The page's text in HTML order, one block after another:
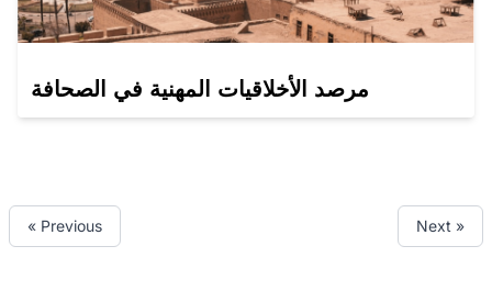
مرصد الأخلاقيات المهنية في الصحافة
« Previous Next »